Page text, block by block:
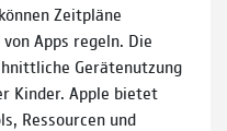
Zeitpläne
Apps regeln. Die
Gerätenutzung
Kinder. Apple bietet
Ressourcen und